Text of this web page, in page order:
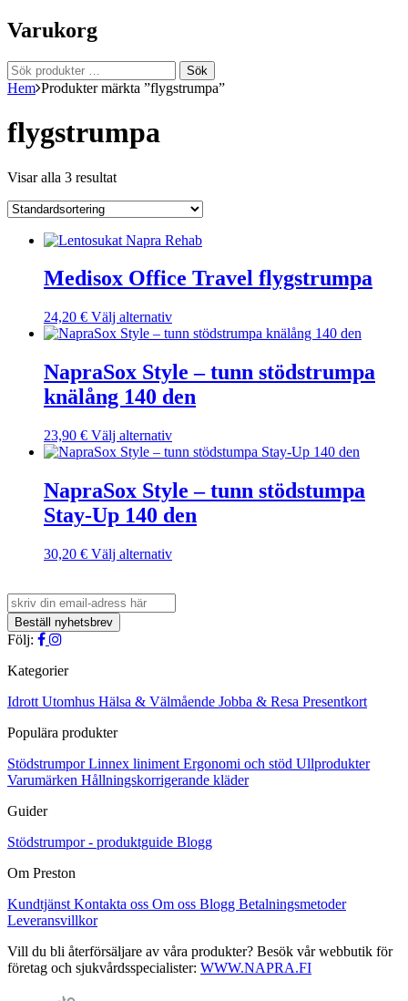
Varukorg
Sök
efter:
Sök
Hem Produkter märkta ”flygstrumpa”
flygstrumpa
Visar alla 3 resultat
Medisox Office Travel flygstrumpa
24,20 € Välj alternativDen
här
har
flera
varianter.
olika
alternativen
kan
väljas
på
produktsidan
NapraSox Style – tunn stödstrumpa
knälång 140 den
23,90 € Välj alternativDen
här
har
flera
varianter.
olika
alternativen
väljas
på
NapraSox Style – tunn stödstumpa
Stay-Up 140 den
30,20 € Välj alternativDen
kan
Följ:
Kategorier
Idrott Utomhus Hälsa & Välmående Jobba & Resa Presentkort
Populära produkter
StödstrumporLinnex liniment Ergonomi och stöd Ullprodukter
Varumärken Hållningskorrigerande kläder
Guider
Stödstrumpor - produktguide Blogg
Om Preston
Kundtjänst Kontakta oss Om oss Blogg Betalningsmetoder
Leveransvillkor
Vill du bli återförsäljare av våra produkter? Besök vår webbutik för
företag och sjukvårdsspecialister: WWW.NAPRA.FI